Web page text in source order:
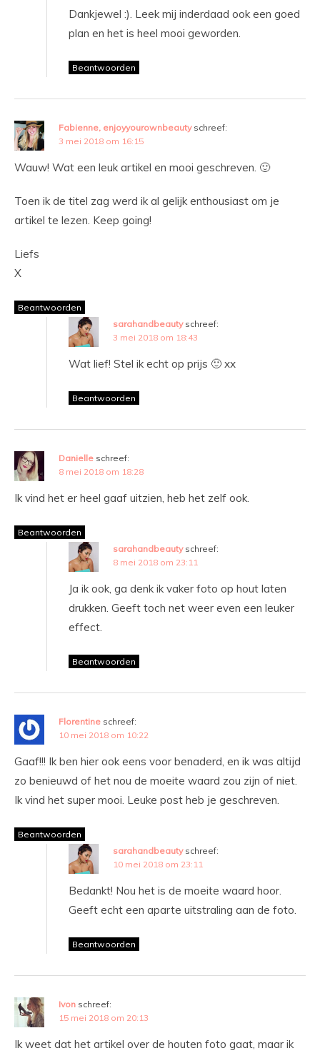
Dankjewel :). Leek mij inderdaad ook een goed
plan en het is heel mooi geworden.
Beantwoorden
Fabienne, enjoyyourownbeauty schreef:
3 mei 2018 om 16:15
Wauw! Wat een leuk artikel en mooi geschreven. 🙂
Toen ik de titel zag werd ik al gelijk enthousiast om je
artikel te lezen. Keep going!
Liefs
X
Beantwoorden
sarahandbeauty schreef:
3 mei 2018 om 18:43
Wat lief! Stel ik echt op prijs 🙂 xx
Beantwoorden
Danielle schreef:
8 mei 2018 om 18:28
Ik vind het er heel gaaf uitzien, heb het zelf ook.
Beantwoorden
sarahandbeauty schreef:
8 mei 2018 om 23:11
Ja ik ook, ga denk ik vaker foto op hout laten
drukken. Geeft toch net weer even een leuker
effect.
Beantwoorden
Florentine schreef:
10 mei 2018 om 10:22
Gaaf!!! Ik ben hier ook eens voor benaderd, en ik was altijd
zo benieuwd of het nou de moeite waard zou zijn of niet.
Ik vind het super mooi. Leuke post heb je geschreven.
Beantwoorden
sarahandbeauty schreef:
10 mei 2018 om 23:11
Bedankt! Nou het is de moeite waard hoor.
Geeft echt een aparte uitstraling aan de foto.
Beantwoorden
Ivon schreef:
15 mei 2018 om 20:13
Ik weet dat het artikel over de houten foto gaat, maar ik